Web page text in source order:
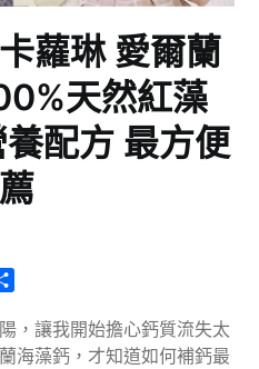
蘿琳 愛爾蘭
天然紅藻
配方 最方便
，讓我開始擔心鈣質流失太
海藻鈣，才知道如何補鈣最